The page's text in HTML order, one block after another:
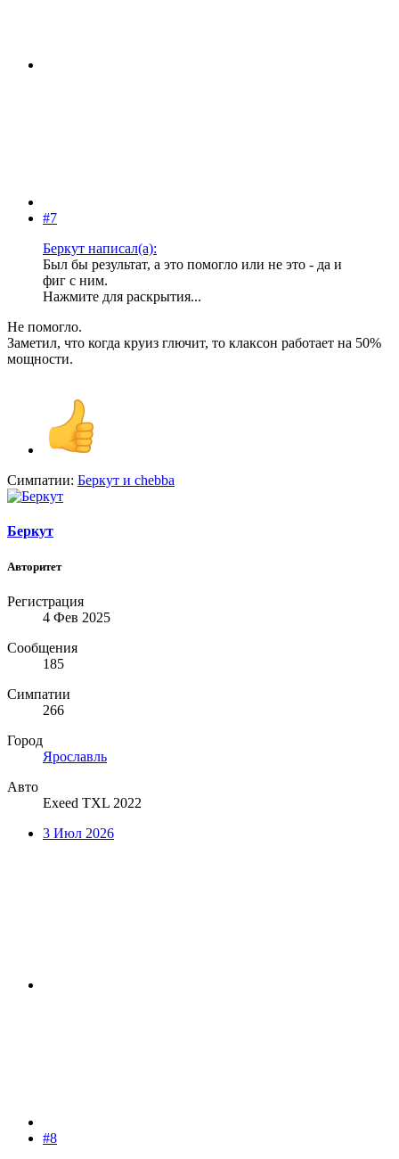
#7
Беркут написал(а):
Был бы результат, а это помогло или не это - да и
фиг с ним.
Нажмите для раскрытия...
Не помогло.
Заметил, что когда круиз глючит, то клаксон работает на 50%
мощности.
Симпатии: Беркут и chebba
Беркут
Авторитет
Регистрация
4 Фев 2025
Сообщения
185
Симпатии
266
Город
Ярославль
Авто
Exeed TXL 2022
3 Июл 2026
#8